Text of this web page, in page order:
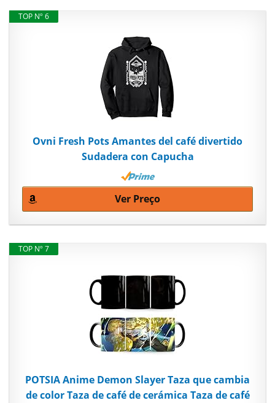
TOP Nº 6
Ovni Fresh Pots Amantes del café divertido
Sudadera con Capucha
Ver Preço
TOP Nº 7
POTSIA Anime Demon Slayer Taza que cambia
de color Taza de café de cerámica Taza de café